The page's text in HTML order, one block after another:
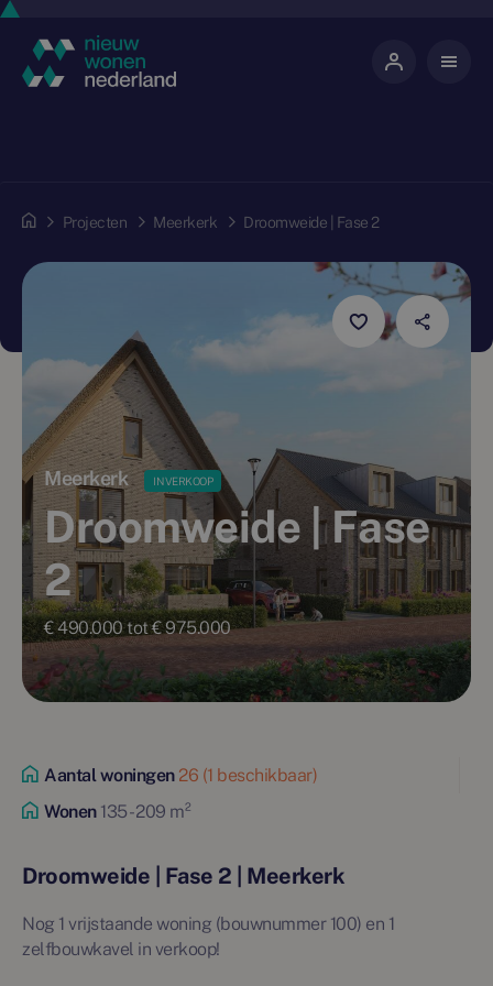
Projecten Meerkerk Droomweide | Fase 2
Meerkerk IN VERKOOP
Droomweide | Fase
2
€ 490.000 tot € 975.000
Aantal woningen26 (1 beschikbaar)
Wonen135 - 209 m²
Droomweide | Fase 2 | Meerkerk
Nog 1 vrijstaande woning (bouwnummer 100) en 1
zelfbouwkavel in verkoop!